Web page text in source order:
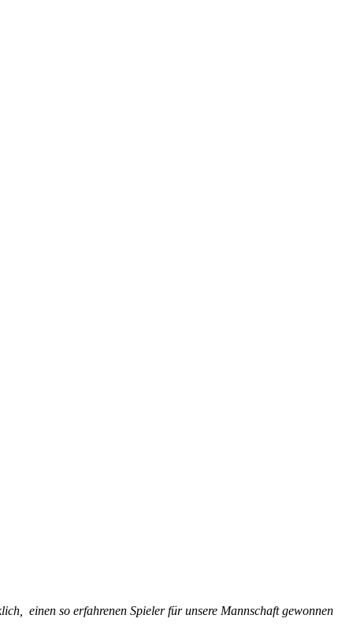
einen so erfahrenen Spieler für unsere Mannschaft gewonnen